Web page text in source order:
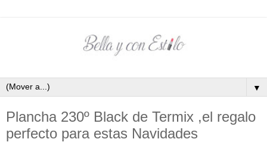
▼
Plancha 230º Black de Termix‏ ,el regalo
perfecto para estas Navidades